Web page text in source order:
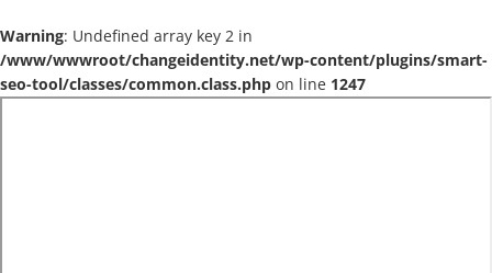
Warning: Undefined array key 2 in
/www/wwwroot/changeidentity.net/wp-content/plugins/smart-
seo-tool/classes/common.class.php on line 1247